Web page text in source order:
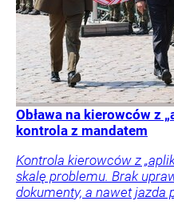
Obława na kierowców z
kontrola z mandatem
Kontrola kierowców z
skalę problemu. Brak
dokumenty, a nawet jazda